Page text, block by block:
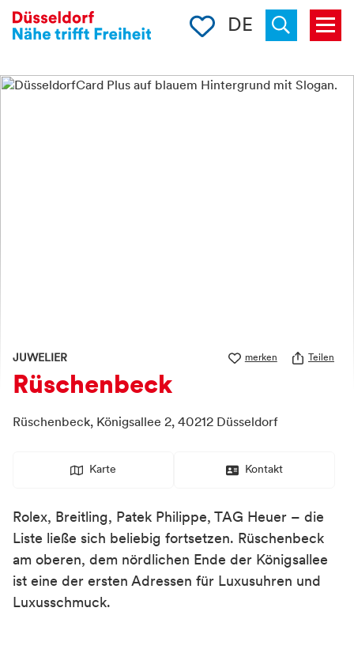
Menü
Merkliste
DE
JUWELIER merken Teilen
Rüschenbeck
Rüschenbeck, Königsallee 2, 40212 Düsseldorf
Karte Kontakt
Rolex, Breitling, Patek Philippe, TAG Heuer – die
Liste ließe sich beliebig fortsetzen. Rüschenbeck
am oberen, dem nördlichen Ende der Königsallee
ist eine der ersten Adressen für Luxusuhren und
Luxusschmuck.